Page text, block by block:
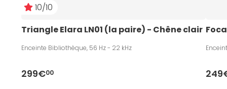
10/10
Triangle Elara LN01 (la paire) - Chêne clair
Enceinte Bibliothèque, 56 Hz - 22 kHz
299€00